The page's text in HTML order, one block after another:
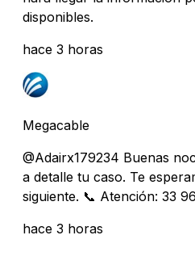
disponibles.
hace 3 horas
Megacable
@Adairx179234 Buenas
a detalle tu caso. Te
siguiente. 📞 Atención: 33
hace 3 horas